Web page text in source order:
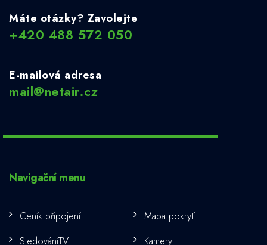
Máte otázky? Zavolejte
+420 488 572 050
E-mailová adresa
mail@netair.cz
Navigační menu
Ceník připojení
Mapa pokrytí
SledováníTV
Kamery